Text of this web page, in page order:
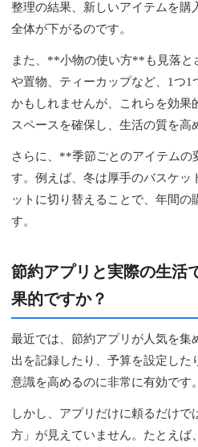
整理の結果、新しいアイテムを購
全体が下がるのです。
また、**小物の使い方**も見落と
や置物、ティーカップなど、1つ1
かもしれませんが、これらを効果
スペースを確保し、生活の質を高
さらに、**季節ごとのアイテムの
す。例えば、冬は厚手のバスケッ
ットに切り替えることで、年間の
す。
節約アプリと実際の生活
果的ですか？
最近では、節約アプリが人気を集
出を記録したり、予算を設定した
意識を高めるのに非常に有効です。
しかし、アプリだけに頼るだけで
方」が見えていません。たとえば